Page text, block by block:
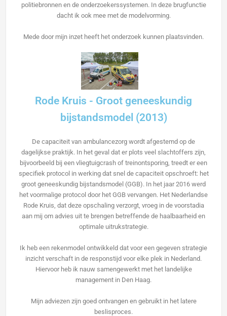
politiebronnen en de onderzoekerssystemen. In deze brugfunctie
dacht ik ook mee met de modelvorming.
Mede door mijn inzet heeft het onderzoek kunnen plaatsvinden.
Rode Kruis - Groot geneeskundig
bijstandsmodel (2013)
De capaciteit van ambulancezorg wordt afgestemd op de
dagelijkse praktijk. In het geval dat er plots veel slachtoffers zijn,
bijvoorbeeld bij een vliegtuigcrash of treinontsporing, treedt er een
specifiek protocol in werking dat snel de capaciteit opschroeft: het
groot geneeskundig bijstandsmodel (GGB). In het jaar 2016 werd
het voormalige protocol door het GGB vervangen. Het Nederlandse
Rode Kruis, dat deze opschaling verzorgt, vroeg in de voorstadia
aan mij om advies uit te brengen betreffende de haalbaarheid en
optimale uitrukstrategie.
Ik heb een rekenmodel ontwikkeld dat voor een gegeven strategie
inzicht verschaft in de responstijd voor elke plek in Nederland.
Hiervoor heb ik nauw samengewerkt met het landelijke
management in Den Haag.
Mijn adviezen zijn goed ontvangen en gebruikt in het latere
beslisproces.